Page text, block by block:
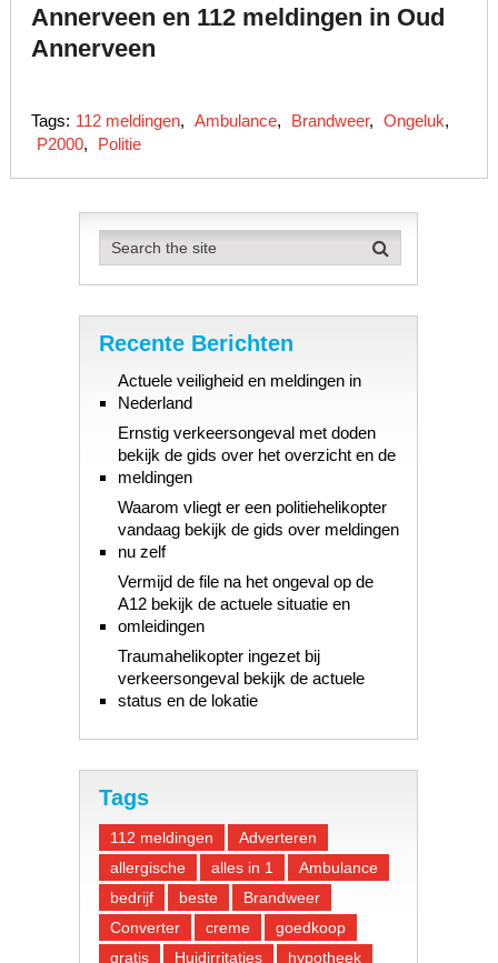
Annerveen en 112 meldingen in Oud
Annerveen
Tags: 112 meldingen, Ambulance, Brandweer, Ongeluk,
P2000, Politie
Recente Berichten
Actuele veiligheid en meldingen in
Nederland
Ernstig verkeersongeval met doden
bekijk de gids over het overzicht en de
meldingen
Waarom vliegt er een politiehelikopter
vandaag bekijk de gids over meldingen
nu zelf
Vermijd de file na het ongeval op de
A12 bekijk de actuele situatie en
omleidingen
Traumahelikopter ingezet bij
verkeersongeval bekijk de actuele
status en de lokatie
Tags
112 meldingen
Adverteren
allergische
alles in 1
Ambulance
bedrijf
beste
Brandweer
Converter
creme
goedkoop
gratis
Huidirritaties hypotheek